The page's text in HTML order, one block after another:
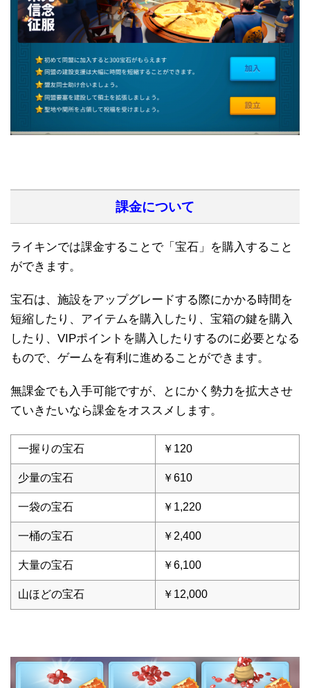
課金について
ライキンでは課金することで「宝石」を購入すること
ができます。
宝石は、施設をアップグレードする際にかかる時間を
短縮したり、アイテムを購入したり、宝箱の鍵を購入
したり、VIPポイントを購入したりするのに必要となる
もので、ゲームを有利に進めることができます。
無課金でも入手可能ですが、とにかく勢力を拡大させ
ていきたいなら課金をオススメします。
一握りの宝石 ￥120
少量の宝石 ￥610
一袋の宝石 ￥1,220
一桶の宝石 ￥2,400
大量の宝石 ￥6,100
山ほどの宝石 ￥12,000